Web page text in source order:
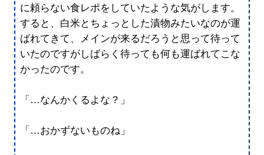
に頼らない食レポをしていたような気がします。
すると、白米とちょっとした漬物みたいなのが運
ばれてきて、メインが来るだろうと思って待って
いたのですがしばらく待っても何も運ばれてこな
かったのです。
「…なんかくるよな？」
「…おかずないものね」